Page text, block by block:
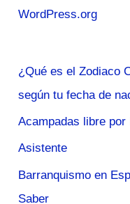
WordPress.org
¿Qué es el Zodiaco
según tu fecha de
Acampadas libre por
Asistente
Barranquismo en
Saber